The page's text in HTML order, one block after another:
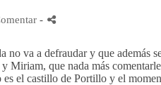
-
va a defraudar y que además
Miriam, que nada más
el castillo de Portillo y el